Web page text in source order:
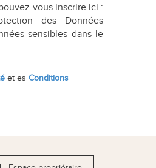
vous inscrire ici :
des Données
sensibles dans le
et es Conditions